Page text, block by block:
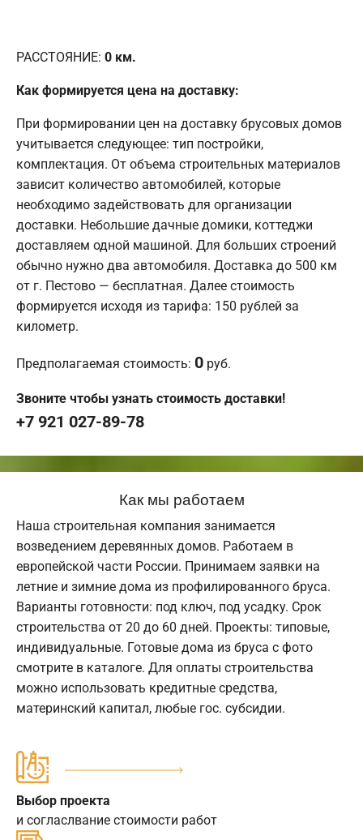
РАССТОЯНИЕ: 0 км.
Как формируется цена на доставку:
При формировании цен на доставку брусовых домов
учитывается следующее: тип постройки,
комплектация. От объема строительных материалов
зависит количество автомобилей, которые
необходимо задействовать для организации
доставки. Небольшие дачные домики, коттеджи
доставляем одной машиной. Для больших строений
обычно нужно два автомобиля. Доставка до 500 км
от г. Пестово — бесплатная. Далее стоимость
формируется исходя из тарифа: 150 рублей за
километр.
Предполагаемая стоимость: 0 руб.
Звоните чтобы узнать стоимость доставки!
+7 921 027-89-78
Как мы работаем
Наша строительная компания занимается
возведением деревянных домов. Работаем в
европейской части России. Принимаем заявки на
летние и зимние дома из профилированного бруса.
Варианты готовности: под ключ, под усадку. Срок
строительства от 20 до 60 дней. Проекты: типовые,
индивидуальные. Готовые дома из бруса с фото
смотрите в каталоге. Для оплаты строительства
можно использовать кредитные средства,
материнский капитал, любые гос. субсидии.
Выбор проекта
и согласлвание стоимости работ